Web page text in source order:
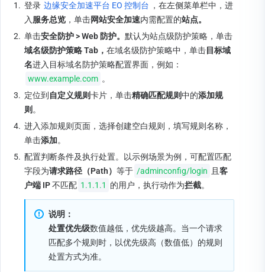
1. 登录 边缘安全加速平台 EO 控制台 ，在左侧菜单栏中，进
入服务总览 ，单击网站安全加速内需配置的站点。
2. 单击安全防护 >Web 防护。 默认为站点级防护策略，单击
域名级防护策略 Tab， 在域名级防护策略中，单击目标域
名进入目标域名防护策略配置界面，例如：
www.example.com 。
3. 定位到 自定义规则卡片，单击精确匹配规则中的添加规
则 。
4. 进入添加规则页面，选择创建空白规则，填写规则名称，
单击添加。
5. 配置判断条件及执行处置。以示例场景为例，可配置匹配
字段为请求路径（Path） 等于 /adminconfig/login 且 客
户端 IP 不匹配 1.1.1.1 的用户，执行动作为拦截。
说明：
处置优先级数值越低，优先级越高。当一个请求
匹配多个规则时，以优先级高（数值低）的规则
处置方式为准。